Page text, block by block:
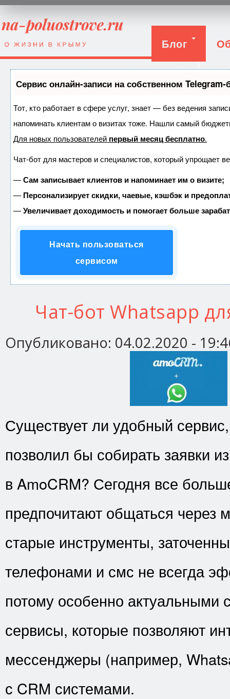
Блог
Вход
Сервис онлайн-записи на собственном Telegram-
Тот, кто работает в сфере услуг, знает — без ведения
напоминать клиентам о визитах тоже. Нашли самый
Для новых пользователей первый месяц бесплатно.
Чат-бот для мастеров и специалистов, который упрощает
—Сам записывает клиентов и напоминает им о визите;
— Персонализирует скидки, чаевые, кэшбэк и
—Увеличивает доходимость и помогает больше
Начать пользоваться
сервисом
Чат-бот Whatsapp
Опубликовано: 04.02.2020 -
Существует ли удобный
позволил бы собирать заявки
в AmoCRM? Сегодня все
предпочитают общаться через
старые инструменты,
телефонами и смс не всегда
потому особенно актуальными
сервисы, которые позволяют
мессенджеры (например,
с CRM системами.